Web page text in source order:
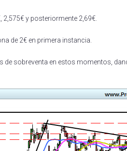
y posteriormente 2,69€.
de 2€ en primera instancia.
de sobreventa en estos momentos,